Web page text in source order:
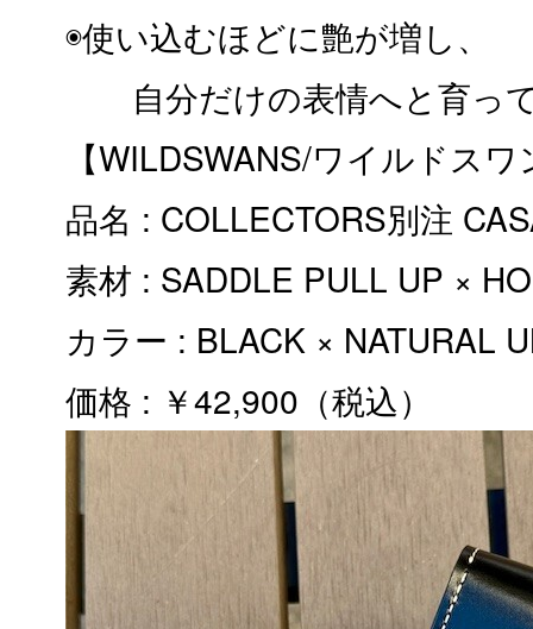
◉使い込むほどに艶が増し、
自分だけの表情へと育っ
【WILDSWANS/ワイルドス
品名 : COLLECTORS別注
素材 : SADDLE PULL UP ×
カラー : BLACK × NATURAL
価格 : ￥42,900（税込）